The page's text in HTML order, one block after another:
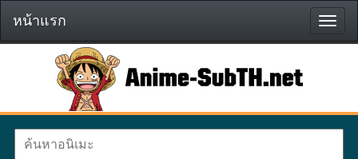
หน้า
แรก
หน้าแรก